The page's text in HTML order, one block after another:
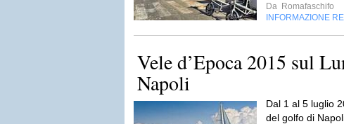
Da Romafaschifo
INFORMAZIONE
Vele d’Epoca 2015 sul
Napoli
Dal 1 al 5 luglio
del golfo di